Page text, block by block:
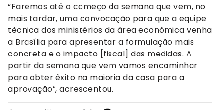
“Faremos até o começo da semana que vem, no
mais tardar, uma convocação para que a equipe
técnica dos ministérios da área econômica venha
a Brasília para apresentar a formulação mais
concreta e o impacto [fiscal] das medidas. A
partir da semana que vem vamos encaminhar
para obter êxito na maioria da casa para a
aprovação”, acrescentou.